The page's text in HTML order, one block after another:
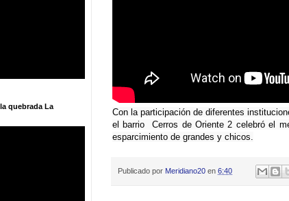
Con la participación de diferentes
el barrio  Cerros de Oriente 2 celebró el
esparcimiento de grandes y chicos.
Publicado por Meridiano20 en 6:40
quebrada La